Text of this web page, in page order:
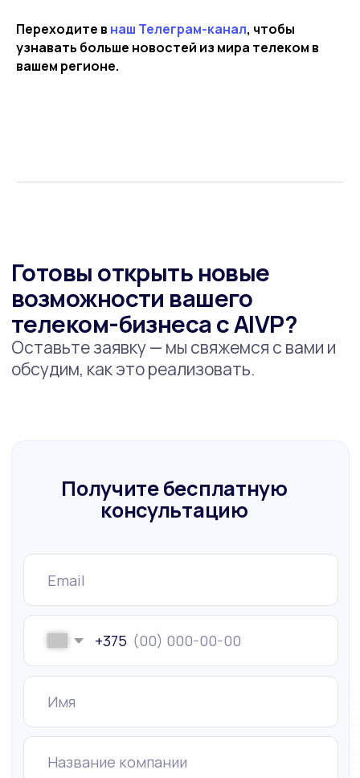
Переходите в наш Телеграм-канал, чтобы
узнавать больше новостей из мира телеком в
вашем регионе.